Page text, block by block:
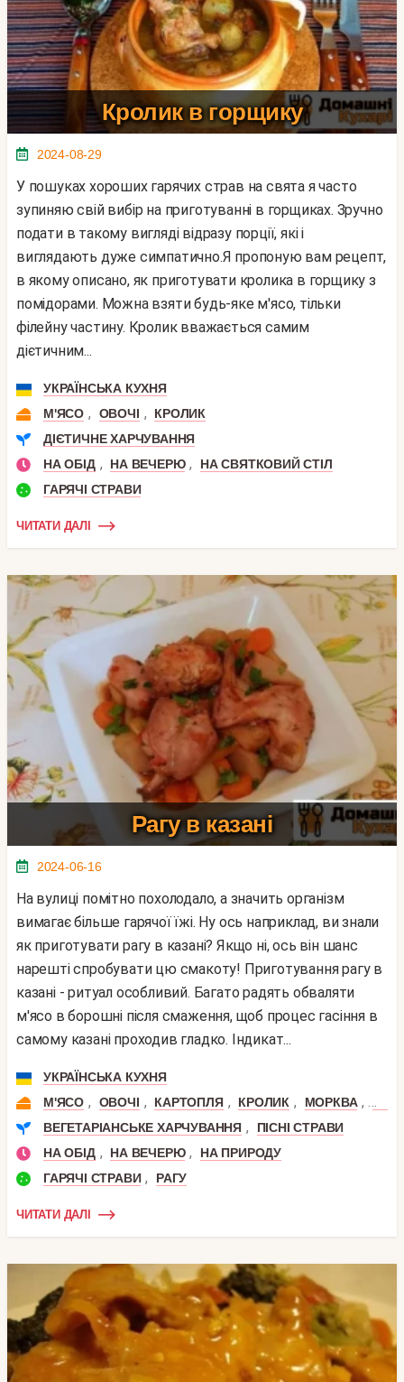
Кролик в горщику
2024-08-29
У пошуках хороших гарячих страв на свята я часто
зупиняю свій вибір на приготуванні в горщиках. Зручно
подати в такому вигляді відразу порції, які і
виглядають дуже симпатично.Я пропоную вам рецепт,
в якому описано, як приготувати кролика в горщику з
помідорами. Можна взяти будь-яке м'ясо, тільки
філейну частину. Кролик вважається самим
дієтичним...
УКРАЇНСЬКА КУХНЯ
М'ЯСО , ОВОЧІ ,
КРОЛИК
ДІЄТИЧНЕ ХАРЧУВАННЯ
НА ОБІД , НА ВЕЧЕРЮ ,
НА СВЯТКОВИЙ СТІЛ
ГАРЯЧІ СТРАВИ
ЧИТАТИ ДАЛІ
Рагу в казані
2024-06-16
На вулиці помітно похолодало, а значить організм
вимагає більше гарячої їжі. Ну ось наприклад, ви знали
як приготувати рагу в казані? Якщо ні, ось він шанс
нарешті спробувати цю смакоту! Приготування рагу в
казані - ритуал особливий. Багато радять обваляти
м'ясо в борошні після смаження, щоб процес гасіння в
самому казані проходив гладко. Індикат...
УКРАЇНСЬКА КУХНЯ
М'ЯСО , ОВОЧІ , КАРТОПЛЯ , КРОЛИК , МОРКВА ,
ВЕГЕТАРІАНСЬКЕ ХАРЧУВАННЯ ,
ПІСНІ СТРАВИ
НА ОБІД , НА ВЕЧЕРЮ ,
НА ПРИРОДУ
ГАРЯЧІ СТРАВИ , РАГУ
ЧИТАТИ ДАЛІ